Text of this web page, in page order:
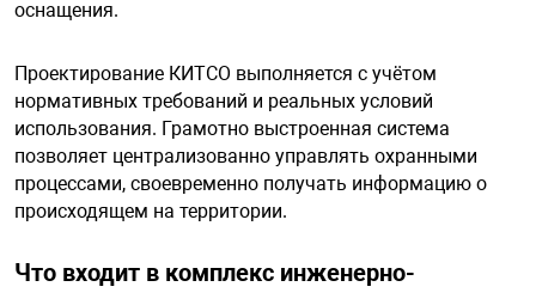
оснащения.
Проектирование КИТСО выполняется с учётом
нормативных требований и реальных условий
использования. Грамотно выстроенная система
позволяет централизованно управлять охранными
процессами, своевременно получать информацию о
происходящем на территории.
Что входит в комплекс инженерно-